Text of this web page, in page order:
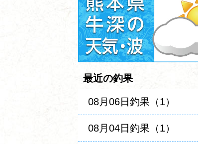
最近の釣果
08月06日釣果（1）
08月04日釣果（1）